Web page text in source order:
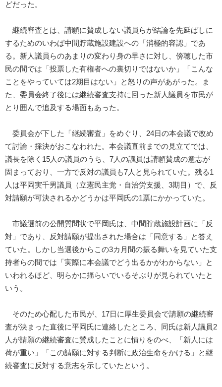
どだった。
継続審査とは、請願に賛成しない議員らが結論を先延ばしに
するためのいわば中間貯蔵施設建設への「消極的容認」であ
る。新人議員らのあまりの変わり身の早さに対し、傍聴した市
民の間では「投票した有権者への裏切りではないか」「こんな
ことをやっていては2期目はない」と怒りの声があがった。ま
た、委員会終了後には継続審査支持に回った新人議員を市民が
とり囲んで追及する場面もあった。
委員会が下した「継続審査」をめぐり、24日の本会議で改め
て討論・採決がおこなわれた。本会議直前までの見立てでは、
議長を除く15人の議員のうち、7人の議員は請願賛成の意志が
固まっており、一方で反対の議員も7人と見られていた。残る1
人は平岡実千男議員（立憲民主党・自治労支援、3期目）で、反
対請願が可決されるかどうかは平岡氏の1票にかかっていた。
市議選前の公開質問状で平岡氏は、中間貯蔵施設計画に「反
対」であり、反対請願が提出された場合は「同意する」と答え
ていた。しかし当選後からこの3カ月間の振る舞いを見ていた支
持者らの間では「実際に本会議でどう出るかがわからない」と
いわれるほど、明らかに揺らいでいるそぶりが見られていたと
いう。
そのため心配した市民が、17日に厚生委員会で請願の継続審
査が決まった直後に平岡氏に連絡したところ、同氏は新人議員2
人が請願の継続審査に賛成したことに憤りをのべ、「新人には
荷が重い」「この請願に対する判断に政治生命をかける」と継
続審査に反対する意志を示していたという。